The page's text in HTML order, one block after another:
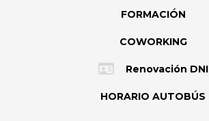
FORMACIÓN
COWORKING
Renovación DNI
HORARIO AUTOBÚS